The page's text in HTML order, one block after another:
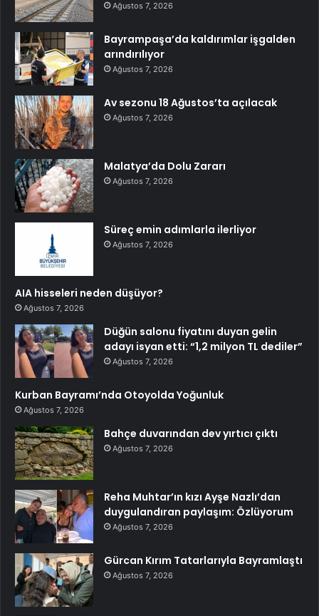
Ağustos 7, 2026
Bayrampaşa’da kaldırımlar işgalden
arındırılıyor
Ağustos 7, 2026
Av sezonu 18 Ağustos’ta açılacak
Ağustos 7, 2026
Malatya’da Dolu Zararı
Ağustos 7, 2026
Süreç emin adımlarla ilerliyor
Ağustos 7, 2026
AIA hisseleri neden düşüyor?
Ağustos 7, 2026
Düğün salonu fiyatını duyan gelin
adayı isyan etti: “1,2 milyon TL dediler”
Ağustos 7, 2026
Kurban Bayramı’nda Otoyolda Yoğunluk
Ağustos 7, 2026
Bahçe duvarından dev yırtıcı çıktı
Ağustos 7, 2026
Reha Muhtar’ın kızı Ayşe Nazlı’dan
duygulandıran paylaşım: Özlüyorum
Ağustos 7, 2026
Gürcan Kırım Tatarlarıyla Bayramlaştı
Ağustos 7, 2026